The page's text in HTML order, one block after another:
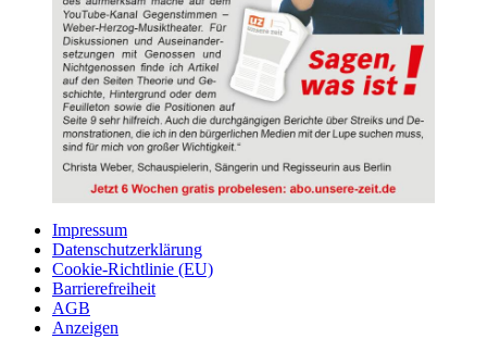
Impressum
Datenschutzerklärung
Cookie-Richtlinie (EU)
Barrierefreiheit
AGB
Anzeigen